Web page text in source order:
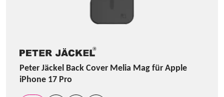
Peter Jäckel Back Cover Melia Mag für Apple
iPhone 17 Pro